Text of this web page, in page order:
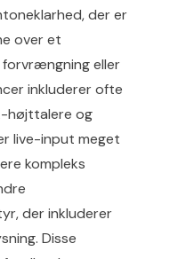
der er
over et
eller
inkluderer ofte
højttalere og
live-input meget
kompleks
, der inkluderer
Disse